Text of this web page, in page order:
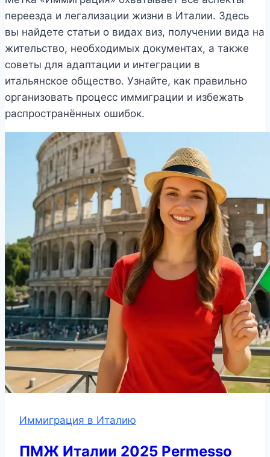
переезда и легализации жизни в Италии. Здесь
вы найдете статьи о видах виз, получении вида на
жительство, необходимых документах, а также
советы для адаптации и интеграции в
итальянское общество. Узнайте, как правильно
организовать процесс иммиграции и избежать
распространённых ошибок.
Иммиграция в Италию
ПМЖ Италии 2025 Permesso